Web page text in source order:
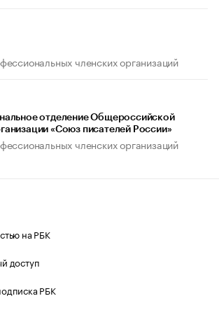
членских организаций
отделение Общероссийской
«Союз писателей России»
членских организаций
на РБК
доступ
РБК